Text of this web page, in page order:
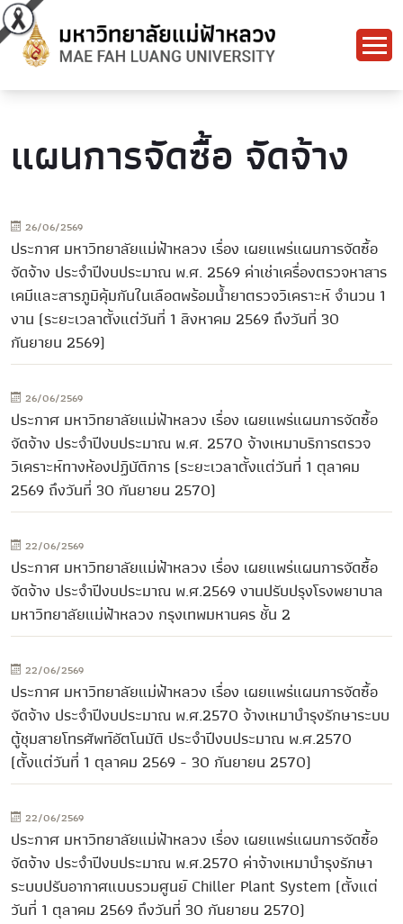
แผนการจัดซื้อ จัดจ้าง
26/06/2569
ประกาศ มหาวิทยาลัยแม่ฟ้าหลวง เรื่อง เผยแพร่แผนการจัดซื้อ
จัดจ้าง ประจำปีงบประมาณ พ.ศ. 2569 ค่าเช่าเครื่องตรวจหาสาร
เคมีและสารภูมิคุ้มกันในเลือดพร้อมน้ำยาตรวจวิเคราะห์ จำนวน 1
งาน (ระยะเวลาตั้งแต่วันที่ 1 สิงหาคม 2569 ถึงวันที่ 30
กันยายน 2569)
26/06/2569
ประกาศ มหาวิทยาลัยแม่ฟ้าหลวง เรื่อง เผยแพร่แผนการจัดซื้อ
จัดจ้าง ประจำปีงบประมาณ พ.ศ. 2570 จ้างเหมาบริการตรวจ
วิเคราะห์ทางห้องปฏิบัติการ (ระยะเวลาตั้งแต่วันที่ 1 ตุลาคม
2569 ถึงวันที่ 30 กันยายน 2570)
22/06/2569
ประกาศ มหาวิทยาลัยแม่ฟ้าหลวง เรื่อง เผยแพร่แผนการจัดซื้อ
จัดจ้าง ประจำปีงบประมาณ พ.ศ.2569 งานปรับปรุงโรงพยาบาล
มหาวิทยาลัยแม่ฟ้าหลวง กรุงเทพมหานคร ชั้น 2
22/06/2569
ประกาศ มหาวิทยาลัยแม่ฟ้าหลวง เรื่อง เผยแพร่แผนการจัดซื้อ
จัดจ้าง ประจำปีงบประมาณ พ.ศ.2570 จ้างเหมาบำรุงรักษาระบบ
ตู้ชุมสายโทรศัพท์อัตโนมัติ ประจำปีงบประมาณ พ.ศ.2570
(ตั้งแต่วันที่ 1 ตุลาคม 2569 - 30 กันยายน 2570)
22/06/2569
ประกาศ มหาวิทยาลัยแม่ฟ้าหลวง เรื่อง เผยแพร่แผนการจัดซื้อ
จัดจ้าง ประจำปีงบประมาณ พ.ศ.2570 ค่าจ้างเหมาบำรุงรักษา
ระบบปรับอากาศแบบรวมศูนย์ Chiller Plant System (ตั้งแต่
วันที่ 1 ตุลาคม 2569 ถึงวันที่ 30 กันยายน 2570)